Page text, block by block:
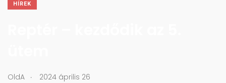
HÍREK
OldA . 2024 április 26